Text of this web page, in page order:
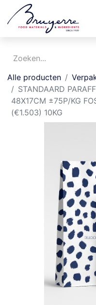
Alle producten
STANDAARD
48X17CM ±75P/KG
(€1.503) 10KG